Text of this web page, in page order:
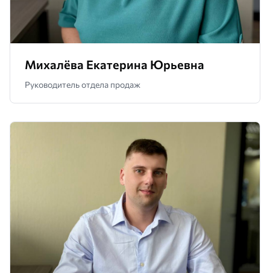
Михалёва Екатерина Юрьевна
Руководитель отдела продаж